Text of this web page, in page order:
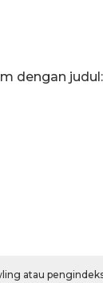
dengan
atau